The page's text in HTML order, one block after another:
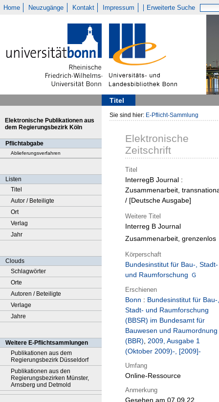
Home Neuzugänge Kontakt Impressum Erweiterte Suche
Titel
Elektronische Publikationen aus
dem Regierungsbezirk Köln
Pflichtabgabe
Ablieferungsverfahren
Listen
Titel
Autor / Beteiligte
Ort
Verlag
Jahr
Clouds
Schlagwörter
Orte
Autoren / Beteiligte
Verlage
Jahre
Weitere E-Pflichtsammlungen
Publikationen aus dem
Regierungsbezirk Düsseldorf
Publikationen aus den
Regierungsbezirken Münster,
Arnsberg und Detmold
Sie sind hier: E-Pflicht-Sammlung
Elektronische
Zeitschrift
Titel
InterregB Journal :
Zusammenarbeit,
/ [Deutsche Ausgabe]
Weitere Titel
Interreg B Journal
Zusammenarbeit, grenzenlos
Körperschaft
Bundesinstitut für Bau-, Stadt-
und Raumforschung
Erschienen
Bonn : Bundesinstitut für Bau-,
Stadt- und Raumforschung
(BBSR) im Bundesamt für
Bauwesen und Raumordnung
(BBR), 2009, Ausgabe 1
(Oktober 2009)-, [2009]-
Umfang
Online-Ressource
Anmerkung
Gesehen am 07.09.22